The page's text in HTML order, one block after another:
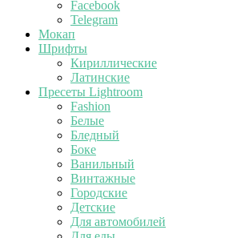
Facebook
Telegram
Мокап
Шрифты
Кириллические
Латинские
Пресеты Lightroom
Fashion
Белые
Бледный
Боке
Ванильный
Винтажные
Городские
Детские
Для автомобилей